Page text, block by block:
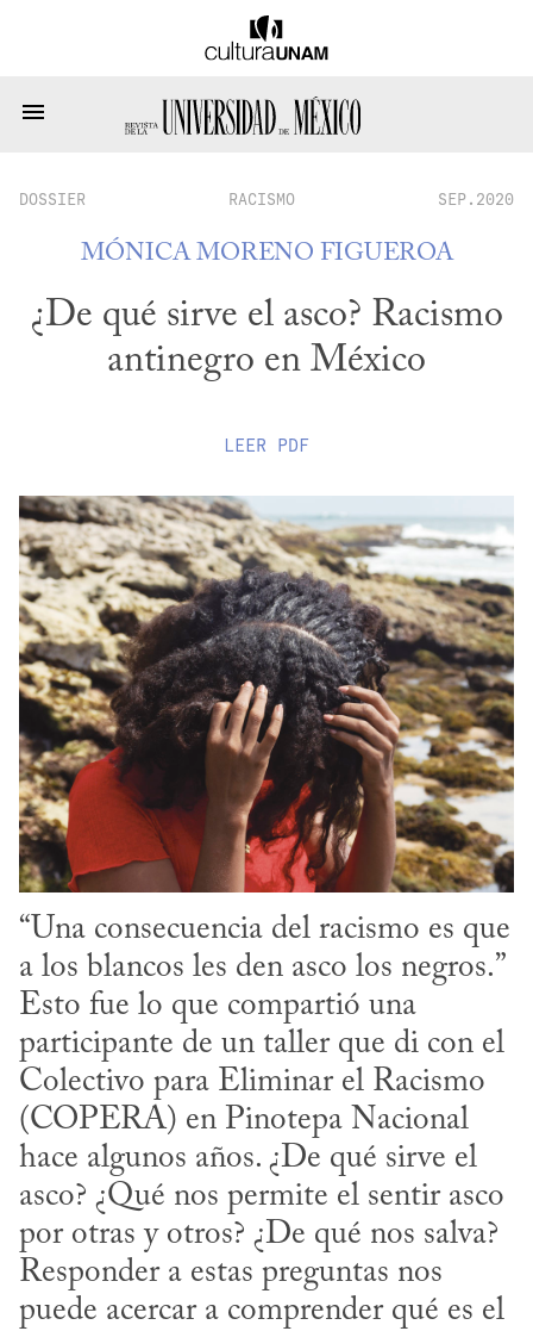
DOSSIER RACISMO SEP.2020
MÓNICA MORENO FIGUEROA
¿De qué sirve el asco? Racismo
antinegro en México
LEER PDF
“Una consecuencia del racismo es que
a los blancos les den asco los negros.”
Esto fue lo que compartió una
participante de un taller que di con el
Colectivo para Eliminar el Racismo
(COPERA) en Pinotepa Nacional
hace algunos años. ¿De qué sirve el
asco? ¿Qué nos permite el sentir asco
por otras y otros? ¿De qué nos salva?
Responder a estas preguntas nos
puede acercar a comprender qué es el